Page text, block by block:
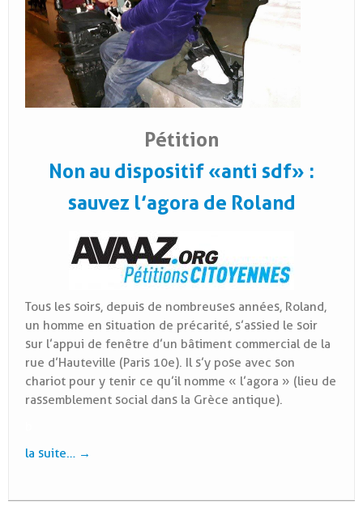
Pétition
Non au dispositif «anti sdf» :
sauvez l’agora de Roland
Tous les soirs, depuis de nombreuses années, Roland,
un homme en situation de précarité, s’assied le soir
sur l’appui de fenêtre d’un bâtiment commercial de la
rue d’Hauteville (Paris 10e). Il s’y pose avec son
chariot pour y tenir ce qu’il nomme « l’agora » (lieu de
rassemblement social dans la Grèce antique).
la suite… →